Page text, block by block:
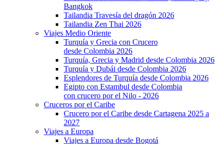
Bangkok
Tailandia Travesía del dragón 2026
Tailandia Zen Thai 2026
Viajes Medio Oriente
Turquía y Grecia con Crucero
desde Colombia 2026
Turquía, Grecia y Madrid desde Colombia 2026
Turquía y Dubái desde Colombia 2026
Esplendores de Turquía desde Colombia 2026
Egipto con Estambul desde Colombia
con crucero por el Nilo - 2026
Cruceros por el Caribe
Crucero por el Caribe desde Cartagena 2025 a
2027
Viajes a Europa
Viajes a Europa desde Bogotá